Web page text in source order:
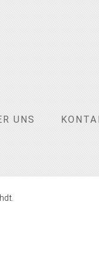
UNS